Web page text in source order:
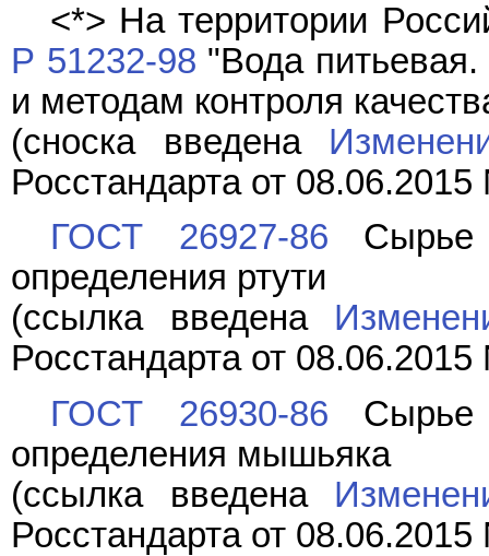
<*> На территории
Р 51232-98 "Вода
и методам контроля
(сноска введена
Росстандарта от 08.06.2015
ГОСТ 26927-86 Сырье
определения ртути
(ссылка введена
Росстандарта от 08.06.2015
ГОСТ 26930-86 Сырье
определения мышьяка
(ссылка введена
Росстандарта от 08.06.2015